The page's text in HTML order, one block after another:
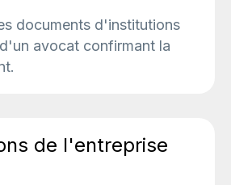
documents d'institutions
avocat confirmant la